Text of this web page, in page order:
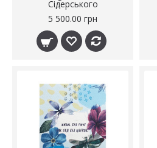
Сідерського
5 500.00 грн